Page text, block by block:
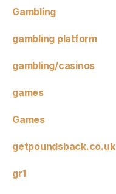
Gambling
gambling platform
gambling/casinos
games
Games
getpoundsback.co.uk
gr1